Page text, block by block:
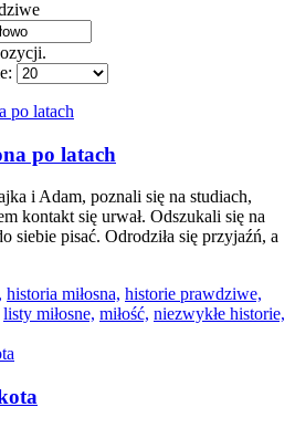
po latach
i Adam, poznali się na studiach,
kontakt się urwał. Odszukali się na
siebie pisać. Odrodziła się przyjaźń, a
historia miłosna, historie prawdziwe,
listy miłosne, miłość, niezwykłe historie,